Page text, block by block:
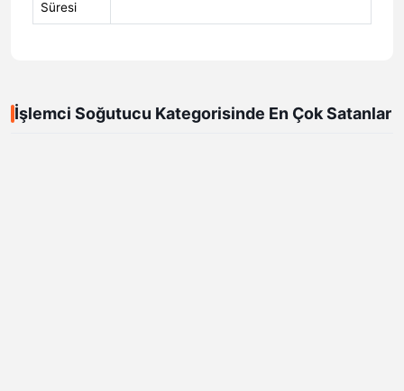
Süresi
İşlemci Soğutucu Kategorisinde En Çok Satanlar